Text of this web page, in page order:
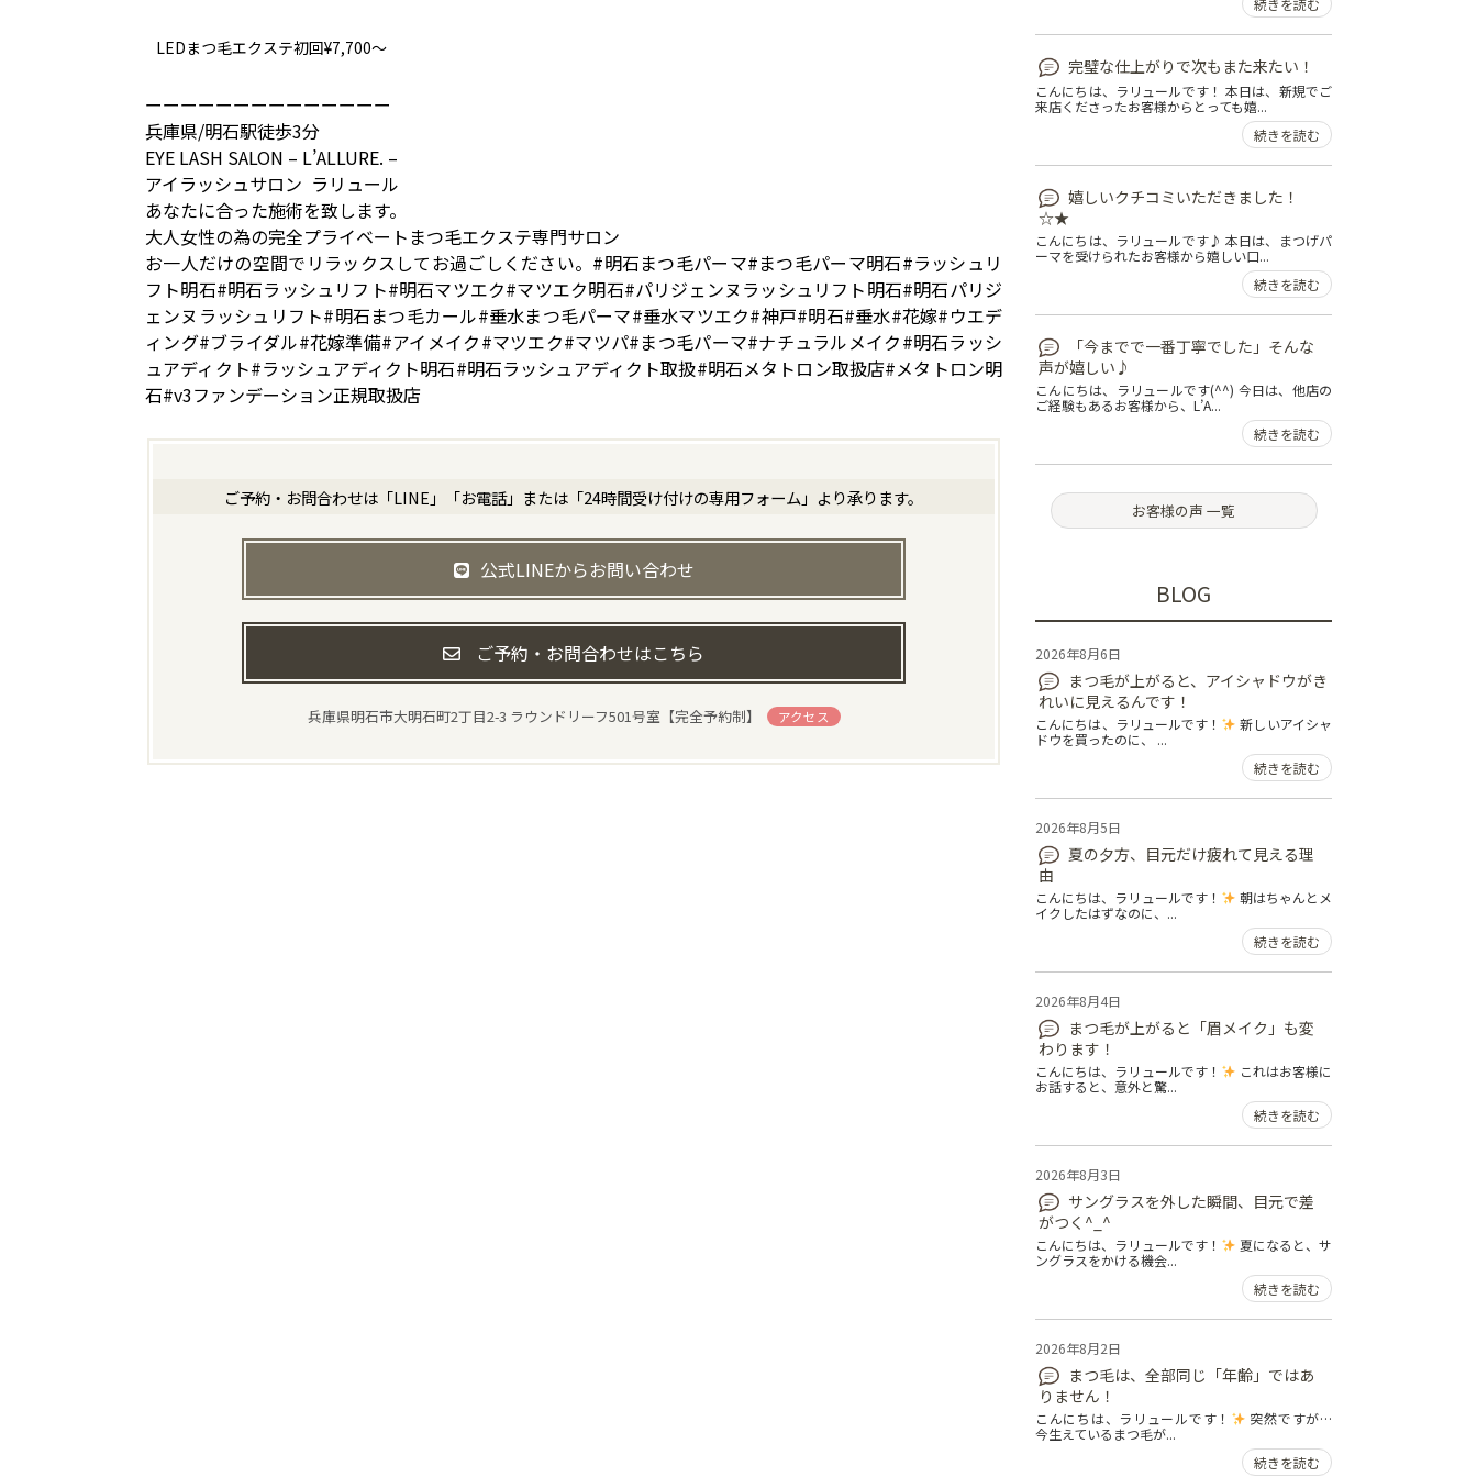
LEDまつ毛エクステ初回¥7,700～
ーーーーーーーーーーーーーー
兵庫県/明石駅徒歩3分
EYE LASH SALON – L’ALLURE. –
アイラッシュサロン ラリュール
あなたに合った施術を致します。
大人女性の為の完全プライベートまつ毛エクステ専門サロン
お一人だけの空間でリラックスしてお過ごしください。#明石まつ毛パーマ#まつ毛パーマ明石#ラッシュリ
フト明石#明石ラッシュリフト#明石マツエク#マツエク明石#パリジェンヌラッシュリフト明石#明石パリジ
ェンヌラッシュリフト#明石まつ毛カール#垂水まつ毛パーマ#垂水マツエク#神戸#明石#垂水#花嫁#ウエデ
ィング#ブライダル#花嫁準備#アイメイク#マツエク#マツパ#まつ毛パーマ#ナチュラルメイク#明石ラッシ
ュアディクト#ラッシュアディクト明石#明石ラッシュアディクト取扱#明石メタトロン取扱店#メタトロン明
石#v3ファンデーション正規取扱店
ご予約・お問合わせは「LINE」「お電話」または「24時間受け付けの専用フォーム」より承ります。
公式LINEからお問い合わせ
ご予約・お問合わせはこちら
兵庫県明石市大明石町2丁目2-3 ラウンドリーフ501号室【完全予約制】 アクセス
完璧な仕上がりで次もまた来たい！
こんにちは、ラリュールです！ 本日は、新規でご
来店くださったお客様からとっても嬉...
続きを読む
嬉しいクチコミいただきました！
☆★
こんにちは、ラリュールです♪ 本日は、まつげパ
ーマを受けられたお客様から嬉しい口...
続きを読む
「今までで一番丁寧でした」そんな
声が嬉しい♪
こんにちは、ラリュールです(^^) 今日は、他店の
ご経験もあるお客様から、L’A...
続きを読む
お客様の声 一覧
BLOG
2026年8月6日
まつ毛が上がると、アイシャドウがき
れいに見えるんです！
こんにちは、ラリュールです！
新しいアイシャ
ドウを買ったのに、 ...
続きを読む
2026年8月5日
夏の夕方、目元だけ疲れて見える理
由
こんにちは、ラリュールです！
朝はちゃんとメ
イクしたはずなのに、...
続きを読む
2026年8月4日
まつ毛が上がると「眉メイク」も変
わります！
こんにちは、ラリュールです！
これはお客様に
お話すると、意外と驚...
続きを読む
2026年8月3日
サングラスを外した瞬間、目元で差
がつく^_^
こんにちは、ラリュールです！
夏になると、サ
ングラスをかける機会...
続きを読む
2026年8月2日
まつ毛は、全部同じ「年齢」ではあ
りません！
こんにちは、ラリュールです！
突然ですが…
今生えているまつ毛が...
続きを読む